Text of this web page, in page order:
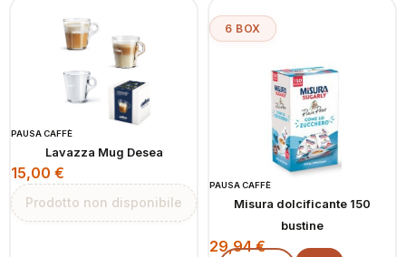
PAUSA CAFFÈ
Lavazza Mug Desea
15,00 €
Prodotto non disponibile
6 BOX
PAUSA CAFFÈ
Misura dolcificante 150
bustine
29,94€